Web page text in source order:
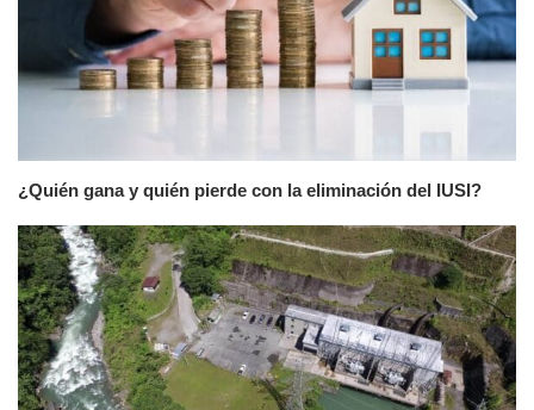
¿Quién gana y quién pierde con la eliminación del IUSI?